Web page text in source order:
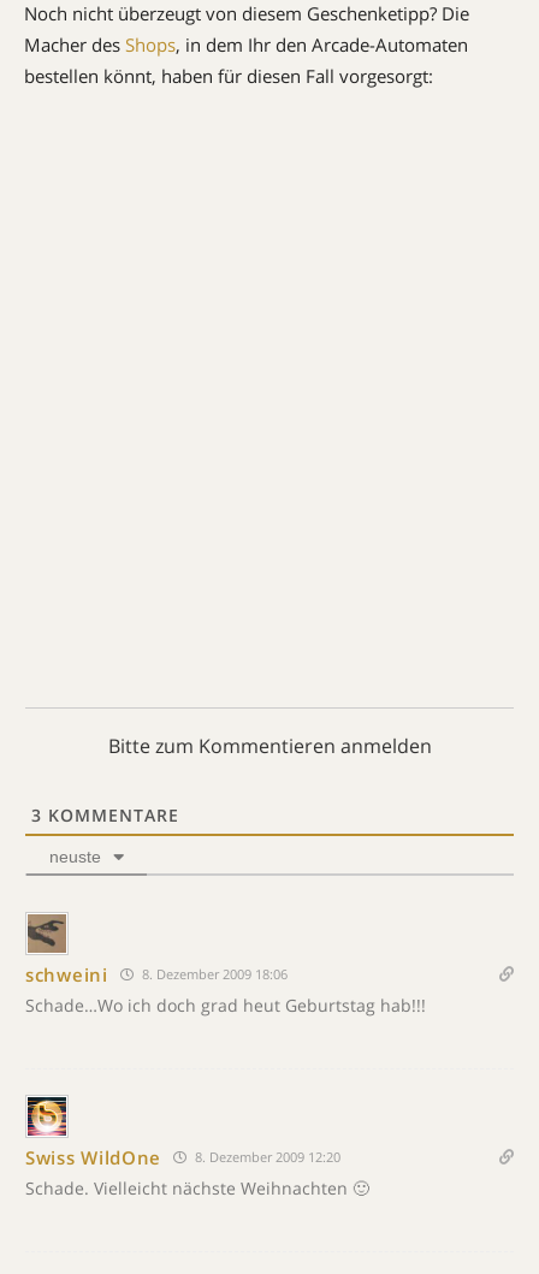
Noch nicht überzeugt von diesem Geschenketipp? Die
Macher des Shops, in dem Ihr den Arcade-Automaten
bestellen könnt, haben für diesen Fall vorgesorgt:
Bitte zum Kommentieren anmelden
3 KOMMENTARE
neuste
schweini 8. Dezember 2009 18:06
Schade…Wo ich doch grad heut Geburtstag hab!!!
Swiss WildOne 8. Dezember 2009 12:20
Schade. Vielleicht nächste Weihnachten 🙂